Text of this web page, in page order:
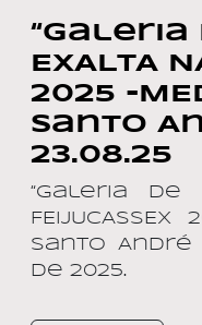
“Galeria
EXALTA
2025 -
Santo
23.08.25
“Galeria de
FEIJUCASSEX
Santo André
de 2025.